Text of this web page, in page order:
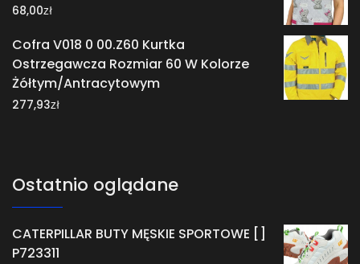
68,00zł
Cofra V018 0 00.Z60 Kurtka
Ostrzegawcza Rozmiar 60 W Kolorze
Żółtym/Antracytowym
277,93zł
Ostatnio oglądane
CATERPILLAR BUTY MĘSKIE SPORTOWE []
P723311